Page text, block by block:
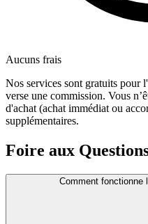
Aucuns frais
Nos services sont gratuits pour
verse une commission. Vous
d'achat (achat immédiat ou
supplémentaires.
Foire aux
Comment fonctionne